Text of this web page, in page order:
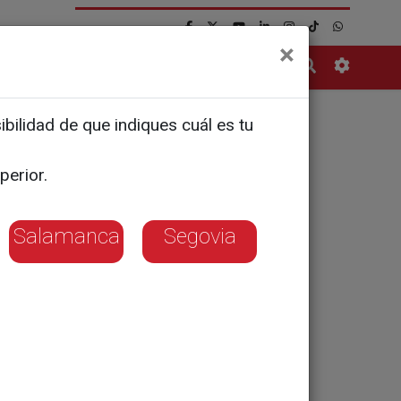
×
de que indiques cuál es tu
Salamanca Segovia